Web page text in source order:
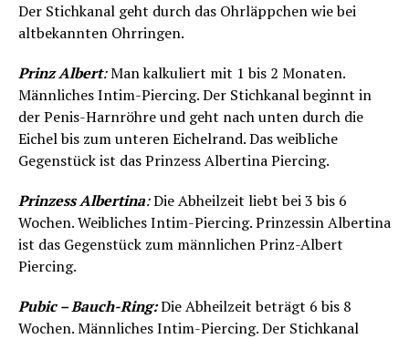
Der Stichkanal geht durch das Ohrläppchen wie bei
altbekannten Ohrringen.
Prinz Albert:Man kalkuliert mit 1 bis 2 Monaten.
Männliches Intim-Piercing. Der Stichkanal beginnt in
der Penis-Harnröhre und geht nach unten durch die
Eichel bis zum unteren Eichelrand. Das weibliche
Gegenstück ist das Prinzess Albertina Piercing.
Prinzess Albertina:Die Abheilzeit liebt bei 3 bis 6
Wochen. Weibliches Intim-Piercing. Prinzessin Albertina
ist das Gegenstück zum männlichen Prinz-Albert
Piercing.
Pubic – Bauch-Ring:Die Abheilzeit beträgt 6 bis 8
Wochen. Männliches Intim-Piercing. Der Stichkanal